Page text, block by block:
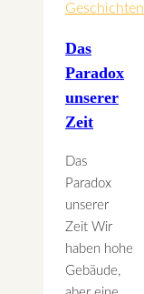
Geschichten
Das
Paradox
unserer
Zeit
Das
Paradox
unserer
Zeit Wir
haben hohe
Gebäude,